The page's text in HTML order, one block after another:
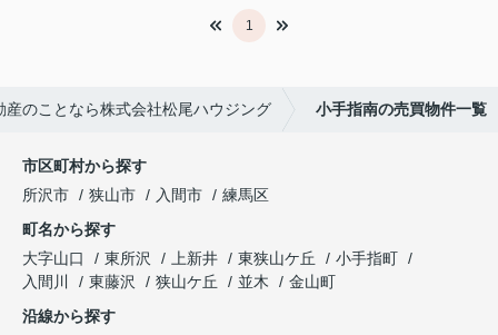
1
産のことなら株式会社松尾ハウジング 小手指南の売買物件一覧
市区町村から探す
所沢市
狭山市 入間市
練馬区
町名から探す
大字山口
東所沢 上新井 東狭山ケ丘
小手指町
入間川
東藤沢 狭山ケ丘 並木
金山町
沿線から探す